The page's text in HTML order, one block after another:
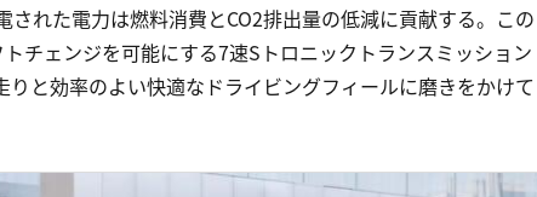
れた電力は燃料消費とCO2排出量の低減に貢献する。この
チェンジを可能にする7速Sトロニックトランスミッション
と効率のよい快適なドライビングフィールに磨きをかけて